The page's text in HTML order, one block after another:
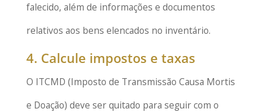
falecido, além de informações e documentos
relativos aos bens elencados no inventário.
4. Calcule impostos e taxas
O ITCMD (Imposto de Transmissão Causa Mortis
e Doação) deve ser quitado para seguir com o